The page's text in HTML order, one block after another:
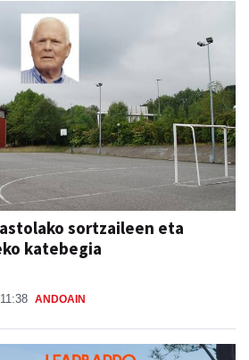
sortzaileen eta
katebegia
ANDOAIN